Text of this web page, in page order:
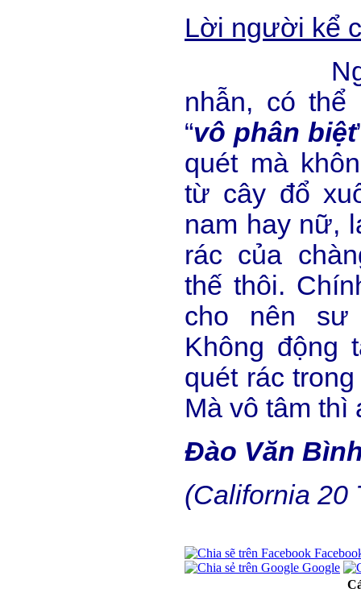
Lời người kể
Ngoài
nhẫn, có
“vô phân biệt
quét mà
từ cây đổ
nam hay nữ,
rác của
thế thôi.
cho nên sư
Không động
quét rác
Mà vô tâm thì
Đào Văn
(California 20
Google